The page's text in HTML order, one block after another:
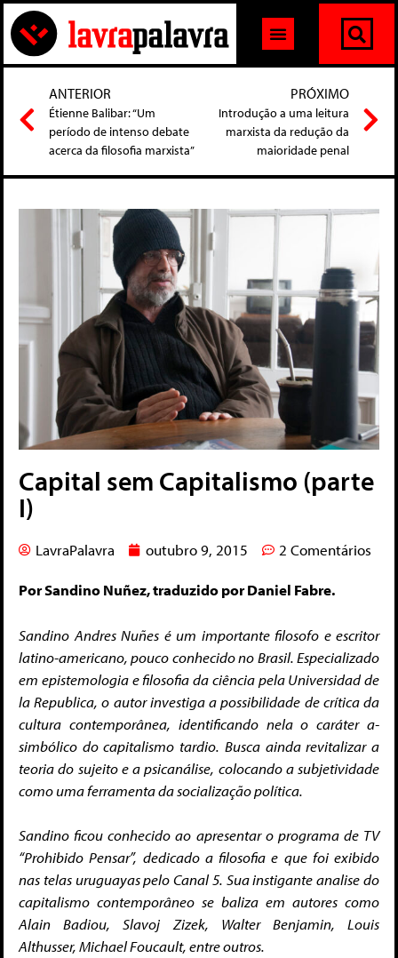
ANTERIOR
Étienne Balibar: “Um
período de intenso debate
acerca da filosofia marxista”
PRÓXIMO
Introdução a uma leitura
marxista da redução da
maioridade penal
Capital sem Capitalismo (parte
I)
LavraPalavra outubro 9, 2015 2 Comentários
Por Sandino Nuñez, traduzido por Daniel Fabre.
Sandino Andres Nuñes é um importante filosofo e escritor
latino-americano, pouco conhecido no Brasil. Especializado
em epistemologia e filosofia da ciência pela Universidad de
la Republica, o autor investiga a possibilidade de crítica da
cultura contemporânea, identificando nela o caráter a-
simbólico do capitalismo tardio. Busca ainda revitalizar a
teoria do sujeito e a psicanálise, colocando a subjetividade
como uma ferramenta da socialização política.
Sandino ficou conhecido ao apresentar o programa de TV
“Prohibido Pensar”, dedicado a filosofia e que foi exibido
nas telas uruguayas pelo Canal 5. Sua instigante analise do
capitalismo contemporâneo se baliza em autores como
Alain Badiou, Slavoj Zizek, Walter Benjamin, Louis
Althusser, Michael Foucault, entre outros.